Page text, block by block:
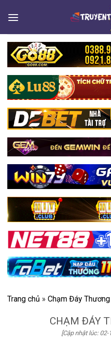
Trang chủ » Chạm Đáy
CHẠM ĐÁY
[Cập nhật lúc: 02-